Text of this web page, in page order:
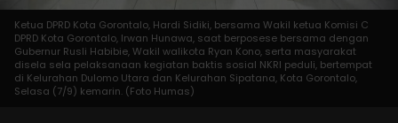
Ketua DPRD Kota Gorontalo, Hardi Sidiki, bersama Wakil ketua Komisi C
DPRD Kota Gorontalo, Irwan Hunawa, saat berposese bersama dengan
Gubernur Rusli Habibie, Wakil walikota Ryan Kono, serta masyarakat
disela sela pelaksanaan kegiatan baktis sosial NKRI peduli, bertempat
di Kelurahan Dulomo Utara dan Kelurahan Sipatana, Kota Gorontalo,
Selasa (7/9) kemarin. (Foto Humas)